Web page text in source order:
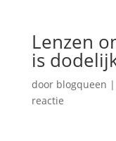
Lenzen
is
door blogqueen |
reactie